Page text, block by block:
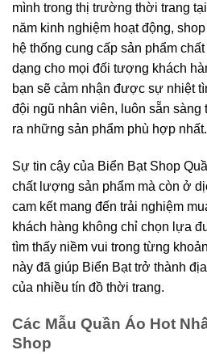
mình trong thị trường thời trang
năm kinh nghiệm hoạt động,
hệ thống cung cấp sản phẩm
dạng cho mọi đối tượng khách
bạn sẽ cảm nhận được sự nhiệt
đội ngũ nhân viên, luôn sẵn sàng
ra những sản phẩm phù hợp nhất.
Sự tin cậy của Biển Bạt Shop
chất lượng sản phẩm mà còn ở
cam kết mang đến trải nghiệm
khách hàng không chỉ chọn lựa
tìm thấy niềm vui trong từng
này đã giúp Biển Bạt trở thành
của nhiều tín đồ thời trang.
Các Mẫu Quần Áo Hot
Shop